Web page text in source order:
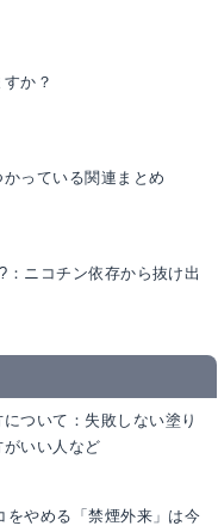
か？
っている関連まとめ
ニコチン依存から抜け出
ついて：失敗しない塗り
いい人など
をやめる「禁煙外来」は今